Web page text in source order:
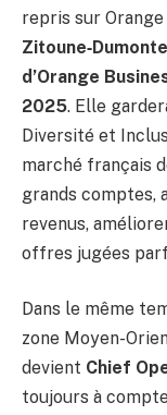
repris sur
d’Orange
2025. Elle
Diversité et
marché français
grands comptes,
revenus,
offres jugées
Dans le même
zone Moyen-
devient Chief
toujours à